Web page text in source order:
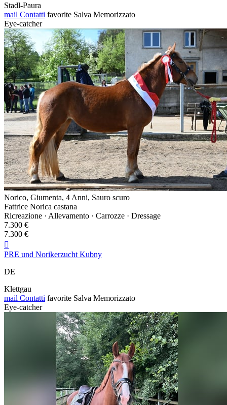
Stadl-Paura
mail Contatti favorite Salva Memorizzato
Eye-catcher
Norico, Giumenta, 4 Anni, Sauro scuro
Fattrice Norica castana
Ricreazione · Allevamento · Carrozze · Dressage
7.300 €
7.300 €

PRE und Norikerzucht Kubny
DE
Klettgau
mail Contatti favorite Salva Memorizzato
Eye-catcher